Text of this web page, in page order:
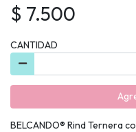
$ 7.500
CANTIDAD
BELCANDO® Rind Ternera